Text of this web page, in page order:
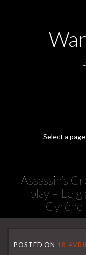
Assassin’s
play – Le
Cyrène
POSTED ON 18